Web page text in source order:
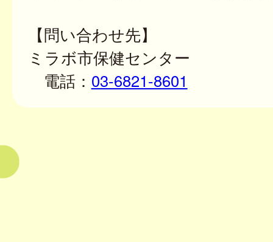
【問い合わせ先】
ミラボ市保健センター
電話： 03-6821-8601